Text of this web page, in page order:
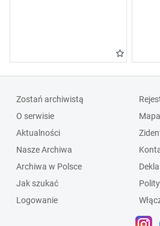
Zostań archiwistą
O serwisie
Aktualności
Nasze Archiwa
Archiwa w Polsce
Jak szukać
Logowanie